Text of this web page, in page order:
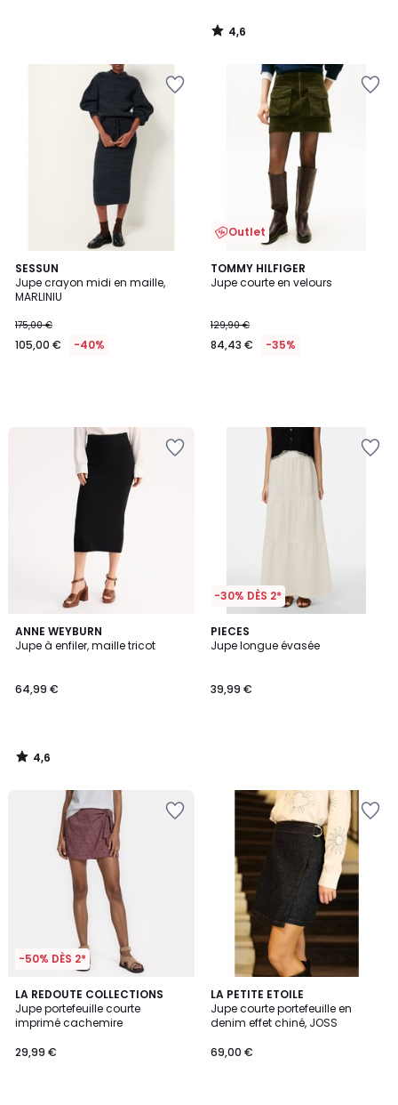
4,6
/
SESSUN
Jupe crayon midi en maille,
MARLINIU
175,00 €
105,00 € -40%
Outlet
TOMMY HILFIGER
Jupe courte en velours
129,90 €
84,43 € -35%
ANNE WEYBURN
Jupe à enfiler, maille tricot
64,99 €
4,6
/ 5
4,6
/
-30% DÈS 2*
PIECES
Jupe longue évasée
39,99 €
-50% DÈS 2*
LA REDOUTE COLLECTIONS
Jupe portefeuille courte
imprimé cachemire
29,99 €
LA PETITE ETOILE
Jupe courte portefeuille en
denim effet chiné, JOSS
69,00 €